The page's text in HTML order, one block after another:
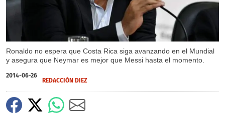
Ronaldo no espera que Costa Rica siga avanzando en el Mundial
y asegura que Neymar es mejor que Messi hasta el momento.
2014-06-26
REDACCIÓN DIEZ